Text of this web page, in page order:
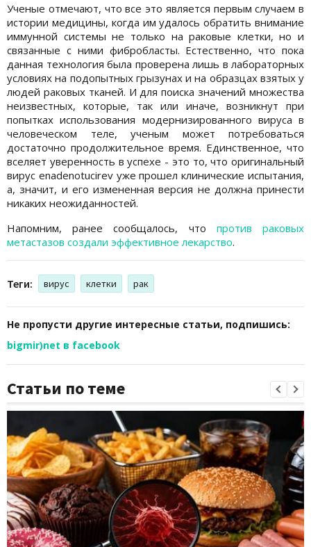
Ученые отмечают, что все это является первым случаем в
истории медицины, когда им удалось обратить внимание
иммунной системы не только на раковые клетки, но и
связанные с ними фибробласты. Естественно, что пока
данная технология была проверена лишь в лабораторных
условиях на подопытных грызунах и на образцах взятых у
людей раковых тканей. И для поиска значений множества
неизвестных, которые, так или иначе, возникнут при
попытках использования модернизированного вируса в
человеческом теле, ученым может потребоваться
достаточно продолжительное время. Единственное, что
вселяет уверенность в успехе - это то, что оригинальный
вирус enadenotucirev уже прошел клинические испытания,
а, значит, и его измененная версия не должна принести
никаких неожиданностей.
Напомним, ранее сообщалось, что против раковых
метастазов создали эффективное лекарство.
Теги: вирус клетки рак
Не пропусти другие интересные статьи, подпишись:
bigmir)net в facebook
Статьи по теме